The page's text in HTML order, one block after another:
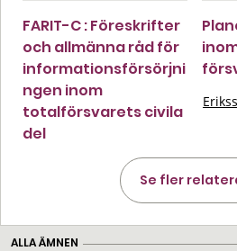
FARIT-C : Föreskrifter
och allmänna råd för
informationsförsörjni
ngen inom
totalförsvarets civila
del
Se fler
ALLA ÄMNEN